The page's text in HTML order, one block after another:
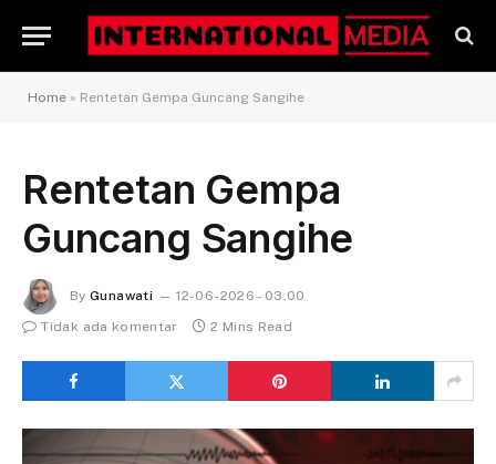
Home » Rentetan Gempa Guncang Sangihe
Rentetan Gempa
Guncang Sangihe
By Gunawati
12-06-2026 - 03.00
Tidak ada komentar
2 Mins Read